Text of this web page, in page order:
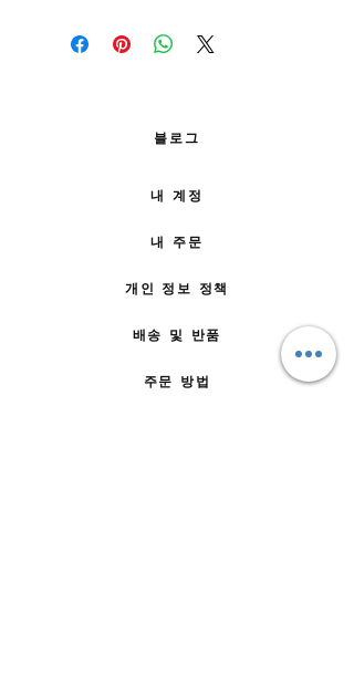
블로그
내 계정
내 주문
개인 정보 정책
배송 및 반품
주문 방법